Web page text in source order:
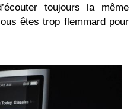
toujours la même
êtes trop flemmard pour